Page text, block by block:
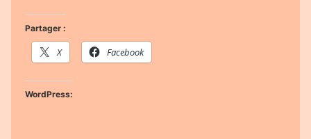
Partager :
X Facebook
WordPress: